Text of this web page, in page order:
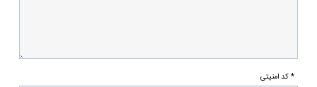
* کد امنیتی